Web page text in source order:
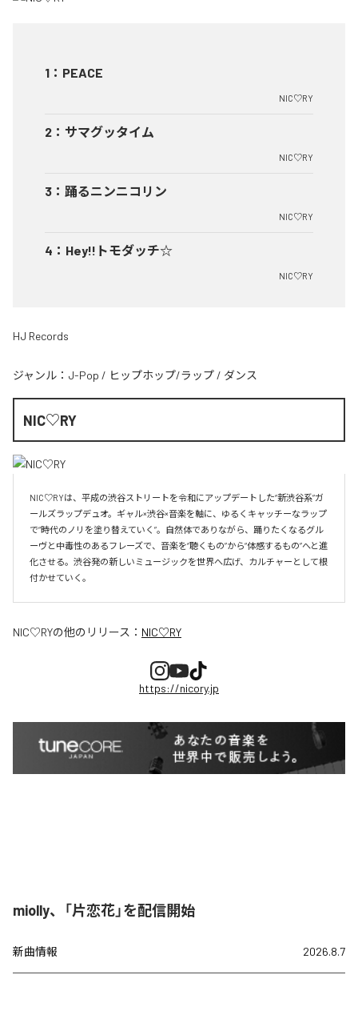
1 ： PEACE
NIC♡RY
2 ： サマグッタイム
NIC♡RY
3 ： 踊るニンニコリン
NIC♡RY
4 ： Hey!!トモダッチ☆
NIC♡RY
HJ Records
ジャンル： J-Pop / ヒップホップ/ラップ / ダンス
NIC♡RY
NIC♡RYは、平成の渋谷ストリートを令和にアップデートした“新渋谷系”ガ
ールズラップデュオ。ギャル×渋谷×音楽を軸に、ゆるくキャッチーなラップ
で“時代のノリを塗り替えていく”。自然体でありながら、踊りたくなるグル
ーヴと中毒性のあるフレーズで、音楽を“聴くもの”から“体感するもの”へと進
化させる。渋谷発の新しいミュージックを世界へ広げ、カルチャーとして根
付かせていく。
NIC♡RYの他のリリース： NIC♡RY
https://nicory.jp
miolly、「片恋花」を配信開始
新曲情報 2026.8.7